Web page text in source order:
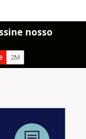
nosso